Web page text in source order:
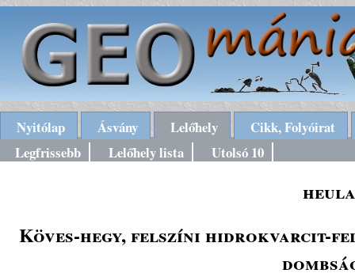
Nyitólap Ásvány Lelőhely
Cikk, Folyóirat
Legfrissebb
Lelőhely lista Utolsó 10
Köves-hegy, felszíni hidrokvarcit-